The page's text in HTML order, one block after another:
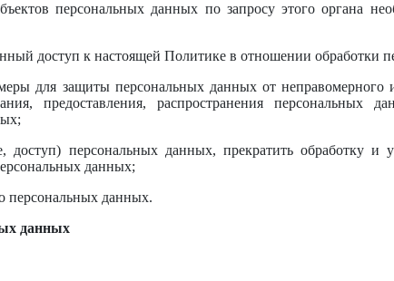
персональных данных по запросу этого органа
доступ к настоящей Политике в отношении обработки
для защиты персональных данных от неправомерного
предоставления, распространения персональных
доступ) персональных данных, прекратить обработку и
данных;
персональных данных.
данных